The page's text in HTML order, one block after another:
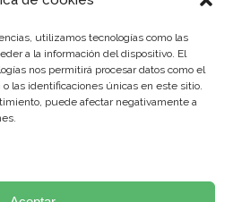
utilizamos tecnologías como las
a la información del dispositivo. El
nos permitirá procesar datos como el
las identificaciones únicas en este sitio.
puede afectar negativamente a
de acuerdo» para activar
maps
de cookies